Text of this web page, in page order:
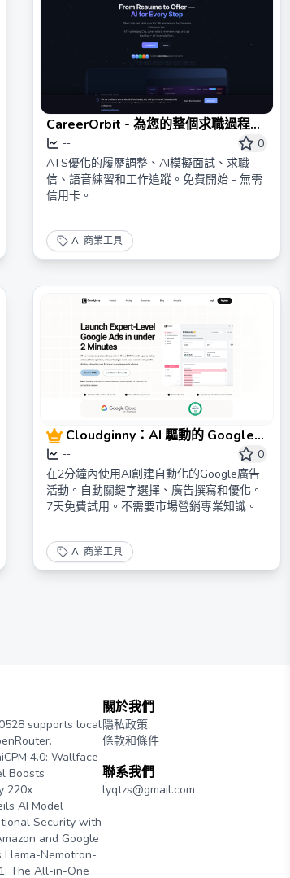
CareerOrbit - 為您的整個求職過程提
供AI支持
--
0
ATS優化的履歷調整、AI模擬面試、求職
信、語音練習和工作追蹤。免費開始 - 無需
信用卡。
AI 商業工具
Cloudginny：AI 驅動的 Google
廣告自動化平台
--
0
在2分鐘內使用AI創建自動化的Google廣告
活動。自動關鍵字選擇、廣告撰寫和優化。
7天免費試用。不需要市場營銷專業知識。
AI 商業工具
supports local
4.0: Wallface
Boosts
220x
AI Model
Security with
and Google
Llama-Nemotron-
The All-in-One
關於我們
隱私政策
條款和條件
聯系我們
lyqtzs@gmail.com